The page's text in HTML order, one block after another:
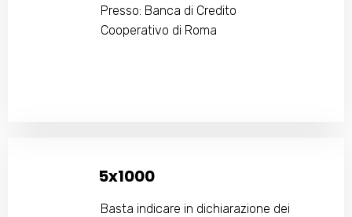
Presso: Banca di Credito
Cooperativo di Roma
5x1000
Basta indicare in dichiarazione dei